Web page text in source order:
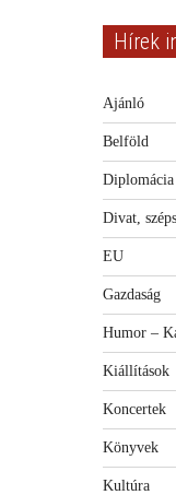
Hírek
Ajánló
Belföld
Diplomácia
Divat,
EU
Gazdaság
Humor –
Kiállítások
Koncertek
Könyvek
Kultúra